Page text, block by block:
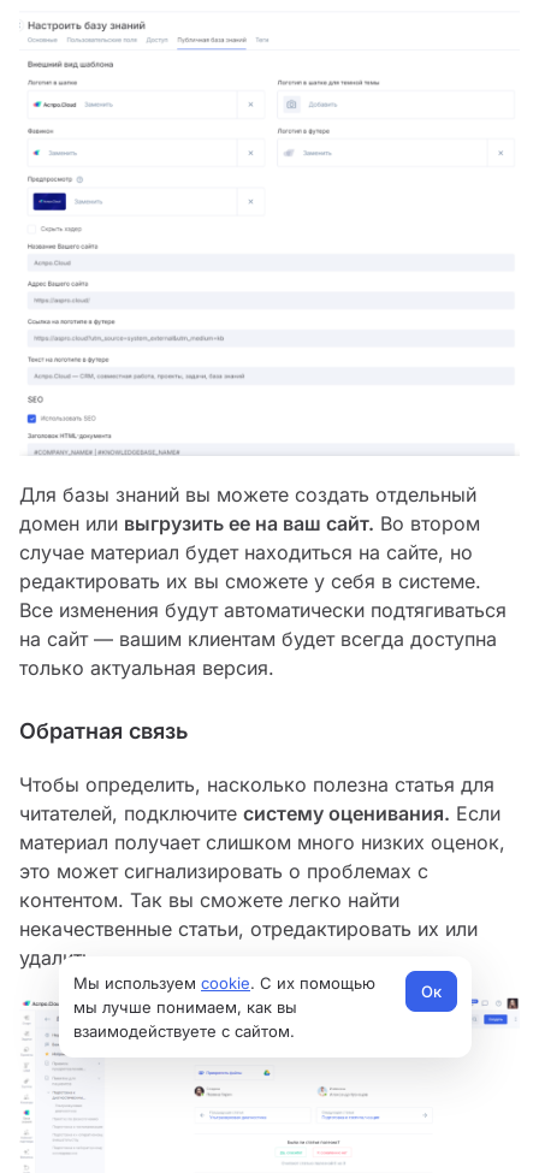
Мы используем cookie. С их помощью
мы лучше понимаем, как вы
взаимодействуете с сайтом.
Ок
Для базы знаний вы можете создать отдельный
домен или выгрузить ее на ваш сайт. Во втором
случае материал будет находиться на сайте, но
редактировать их вы сможете у себя в системе.
Все изменения будут автоматически подтягиваться
на сайт — вашим клиентам будет всегда доступна
только актуальная версия.
Обратная связь
Чтобы определить, насколько полезна статья для
читателей, подключите систему оценивания. Если
материал получает слишком много низких оценок,
это может сигнализировать о проблемах с
контентом. Так вы сможете легко найти
некачественные статьи, отредактировать их или
удалить.